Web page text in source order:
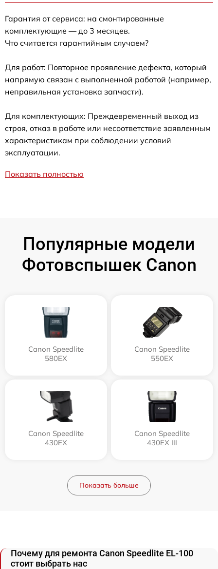
Гарантия от сервиса: на смонтированные
комплектующие — до 3 месяцев.
Что считается гарантийным случаем?
Для работ: Повторное проявление дефекта, который
напрямую связан с выполненной работой (например,
неправильная установка запчасти).
Для комплектующих: Преждевременный выход из
строя, отказ в работе или несоответствие заявленным
характеристикам при соблюдении условий
эксплуатации.
Показать полностью
Популярные модели
Фотовспышек Canon
Canon Speedlite
580EX
Canon Speedlite
550EX
Canon Speedlite
430EX
Canon Speedlite
430EX III
Показать больше
Почему для ремонта Canon Speedlite EL-100
стоит выбрать нас